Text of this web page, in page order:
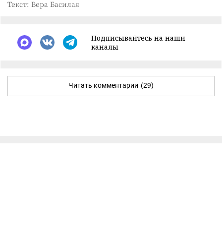
Текст: Вера Басилая
Подписывайтесь на наши
каналы
Читать комментарии (29)